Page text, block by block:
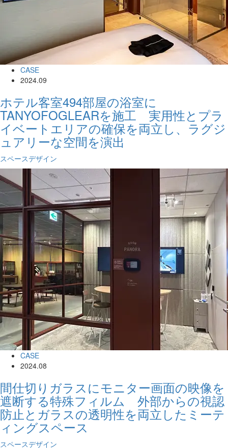
CASE
2024.09
ホテル客室494部屋の浴室に
TANYOFOGLEARを施工 実用性とプラ
イベートエリアの確保を両立し、ラグジ
ュアリーな空間を演出
スペースデザイン
CASE
2024.08
間仕切りガラスにモニター画面の映像を
遮断する特殊フィルム 外部からの視認
防止とガラスの透明性を両立したミーテ
ィングスペース
スペースデザイン